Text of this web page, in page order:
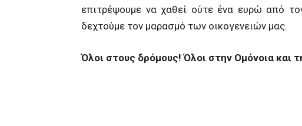
επιτρέψουμε να χαθεί ούτε ένα ευρώ από
δεχτούμε τον μαρασμό των οικογενειών μας.
Όλοι στους δρόμους! Όλοι στην Ομόνοια και